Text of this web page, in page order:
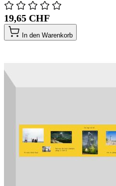
19,65 CHF
In den Warenkorb